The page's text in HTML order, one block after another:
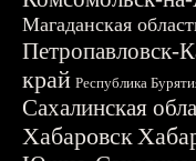
Магаданская
Петропавловск-
край Республика
Сахалинская
Хабаровск